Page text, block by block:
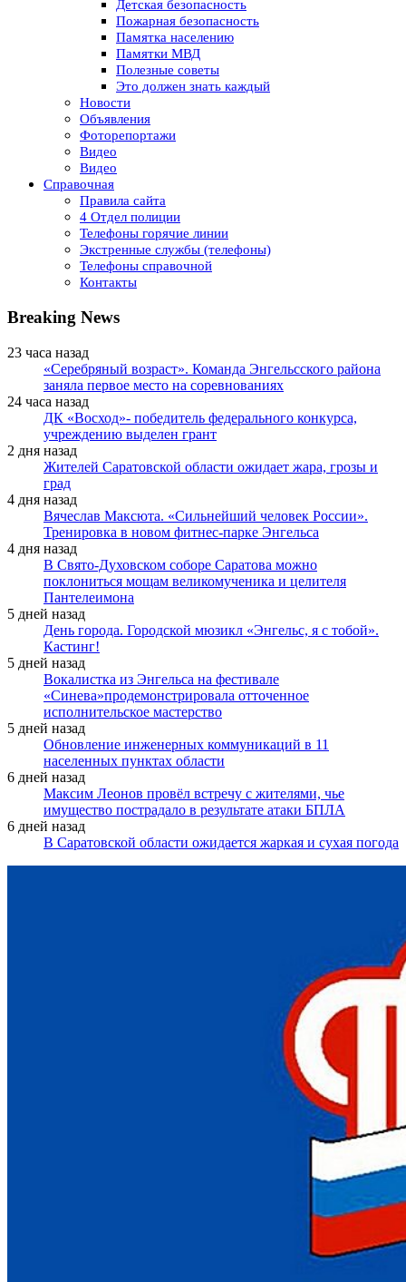
Детская безопасность
Пожарная безопасность
Памятка населению
Памятки МВД
Полезные советы
Это должен знать каждый
Новости
Объявления
Фоторепортажи
Видео
Видео
Справочная
Правила сайта
4 Отдел полиции
Телефоны горячие линии
Экстренные службы (телефоны)
Телефоны справочной
Контакты
Breaking News
23 часа назад
«Серебряный возраст». Команда Энгельсского района
заняла первое место на соревнованиях
24 часа назад
ДК «Восход»- победитель федерального конкурса,
учреждению выделен грант
2 дня назад
Жителей Саратовской области ожидает жара, грозы и
град
4 дня назад
Вячеслав Максюта. «Сильнейший человек России».
Тренировка в новом фитнес-парке Энгельса
4 дня назад
В Свято-Духовском соборе Саратова можно
поклониться мощам великомученика и целителя
Пантелеимона
5 дней назад
День города. Городской мюзикл «Энгельс, я с тобой».
Кастинг!
5 дней назад
Вокалистка из Энгельса на фестивале
«Синева»продемонстрировала отточенное
исполнительское мастерство
5 дней назад
Обновление инженерных коммуникаций в 11
населенных пунктах области
6 дней назад
Максим Леонов провёл встречу с жителями, чье
имущество пострадало в результате атаки БПЛА
6 дней назад
В Саратовской области ожидается жаркая и сухая погода